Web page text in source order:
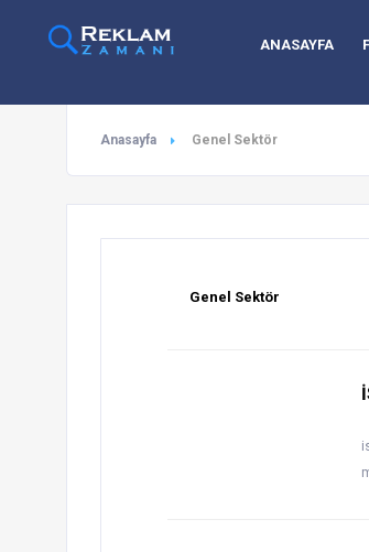
ANASAYFA
Anasayfa Genel Sektör
Genel Sektör